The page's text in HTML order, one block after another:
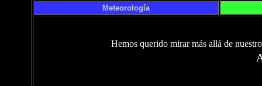
Meteorología
Hemos querido mirar más allá de